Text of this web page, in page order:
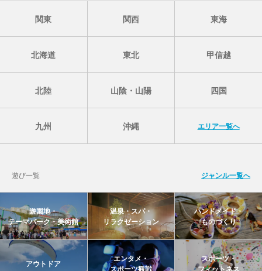
関東 関西 東海
北海道 東北 甲信越
北陸 山陰・山陽 四国
九州 沖縄 エリア一覧へ
遊び一覧 ジャンル一覧へ
遊園地・
テーマパーク・美術館
温泉・スパ・
リラクゼーション
ハンドメイド・
ものづくり
アウトドア
エンタメ・
スポーツ観戦
スポーツ・
フィットネス